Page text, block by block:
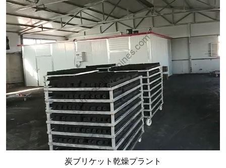
炭ブリケット乾燥プラント